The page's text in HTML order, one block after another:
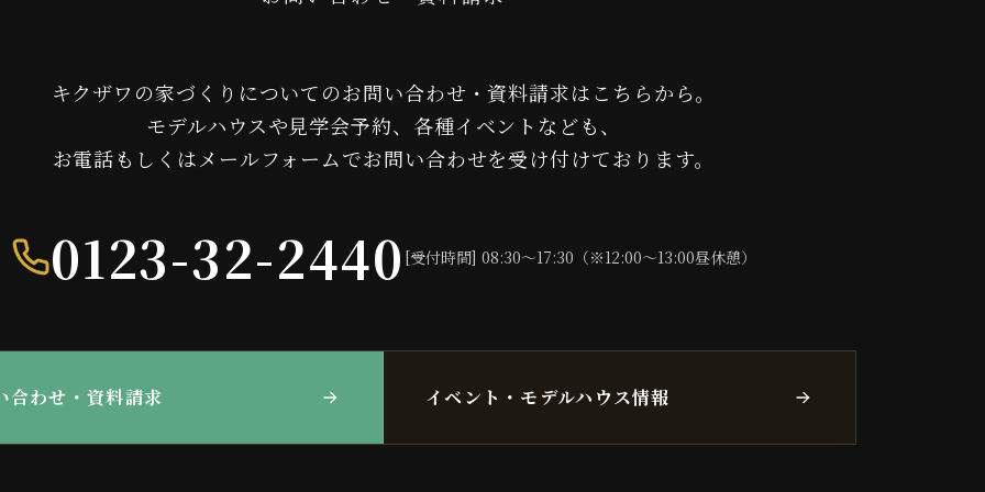
キクザワの家づくりについてのお問い合わせ・資料請求はこちらから。
モデルハウスや見学会予約、各種イベントなども、
お電話もしくはメールフォームでお問い合わせを受け付けております。
0123-32-2440 [受付時間] 08:30〜17:30（※12:00〜13:00昼休憩）
合わせ・資料請求 イベント・モデルハウス情報